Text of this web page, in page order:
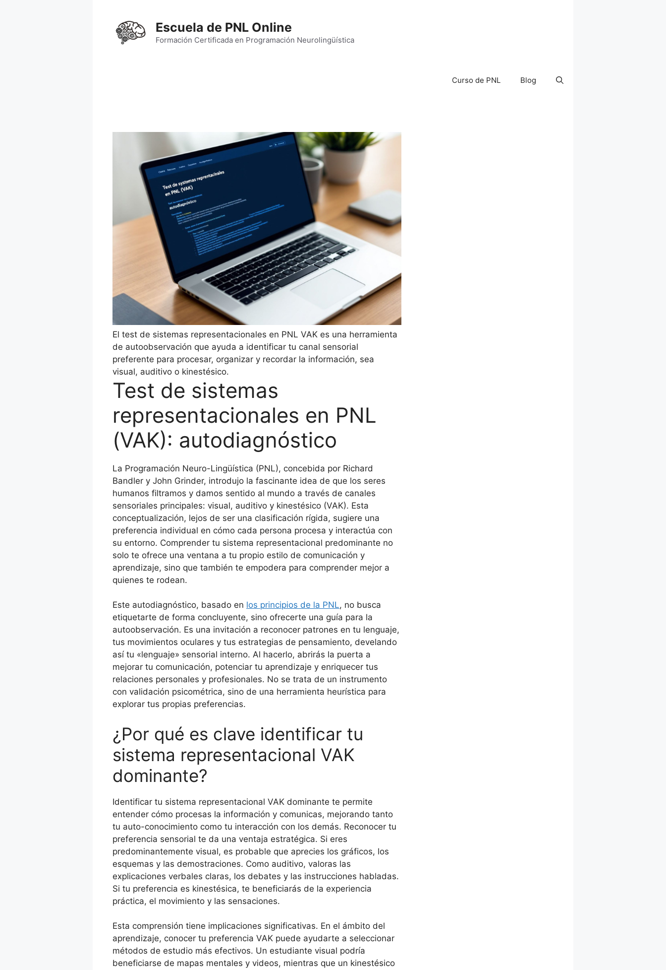
Escuela de PNL Online
Formación Certificada en Programación Neurolingüística
Curso de PNL Blog
El test de sistemas representacionales en PNL VAK es una herramienta
de autoobservación que ayuda a identificar tu canal sensorial
preferente para procesar, organizar y recordar la información, sea
visual, auditivo o kinestésico.
Test de sistemas
representacionales en PNL
(VAK): autodiagnóstico
La Programación Neuro-Lingüística (PNL), concebida por Richard
Bandler y John Grinder, introdujo la fascinante idea de que los seres
humanos filtramos y damos sentido al mundo a través de canales
sensoriales principales: visual, auditivo y kinestésico (VAK). Esta
conceptualización, lejos de ser una clasificación rígida, sugiere una
preferencia individual en cómo cada persona procesa y interactúa con
su entorno. Comprender tu sistema representacional predominante no
solo te ofrece una ventana a tu propio estilo de comunicación y
aprendizaje, sino que también te empodera para comprender mejor a
quienes te rodean.
Este autodiagnóstico, basado en los principios de la PNL, no busca
etiquetarte de forma concluyente, sino ofrecerte una guía para la
autoobservación. Es una invitación a reconocer patrones en tu lenguaje,
tus movimientos oculares y tus estrategias de pensamiento, develando
así tu «lenguaje» sensorial interno. Al hacerlo, abrirás la puerta a
mejorar tu comunicación, potenciar tu aprendizaje y enriquecer tus
relaciones personales y profesionales. No se trata de un instrumento
con validación psicométrica, sino de una herramienta heurística para
explorar tus propias preferencias.
¿Por qué es clave identificar tu
sistema representacional VAK
dominante?
Identificar tu sistema representacional VAK dominante te permite
entender cómo procesas la información y comunicas, mejorando tanto
tu auto-conocimiento como tu interacción con los demás. Reconocer tu
preferencia sensorial te da una ventaja estratégica. Si eres
predominantemente visual, es probable que aprecies los gráficos, los
esquemas y las demostraciones. Como auditivo, valoras las
explicaciones verbales claras, los debates y las instrucciones habladas.
Si tu preferencia es kinestésica, te beneficiarás de la experiencia
práctica, el movimiento y las sensaciones.
Esta comprensión tiene implicaciones significativas. En el ámbito del
aprendizaje, conocer tu preferencia VAK puede ayudarte a seleccionar
métodos de estudio más efectivos. Un estudiante visual podría
beneficiarse de mapas mentales y videos, mientras que un kinestésico